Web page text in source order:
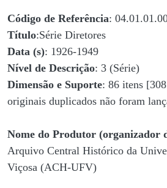
Código de Referência:
Título:Série Diretores
Data (s): 1926-1949
Nível de Descrição: 3 (Série)
Dimensão e Suporte: 86 itens
originais duplicados não foram
Nome do Produtor (organizador
Arquivo Central Histórico da
Viçosa (ACH-UFV)